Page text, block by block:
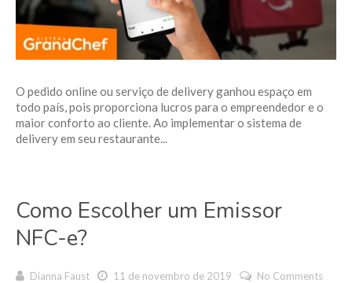
O pedido online ou serviço de delivery ganhou espaço em
todo país, pois proporciona lucros para o empreendedor e o
maior conforto ao cliente. Ao implementar o sistema de
delivery em seu restaurante...
Como Escolher um Emissor
NFC-e?
Dianna Faust 11 de novembro de 2019 No Comments